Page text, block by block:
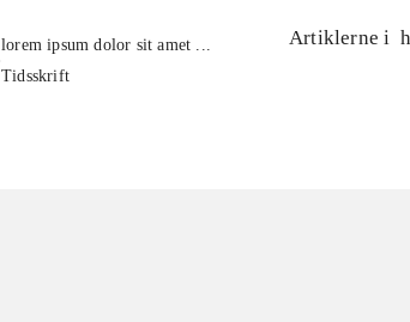
lorem ipsum dolor sit amet ...
Tidsskrift
Artiklerne i